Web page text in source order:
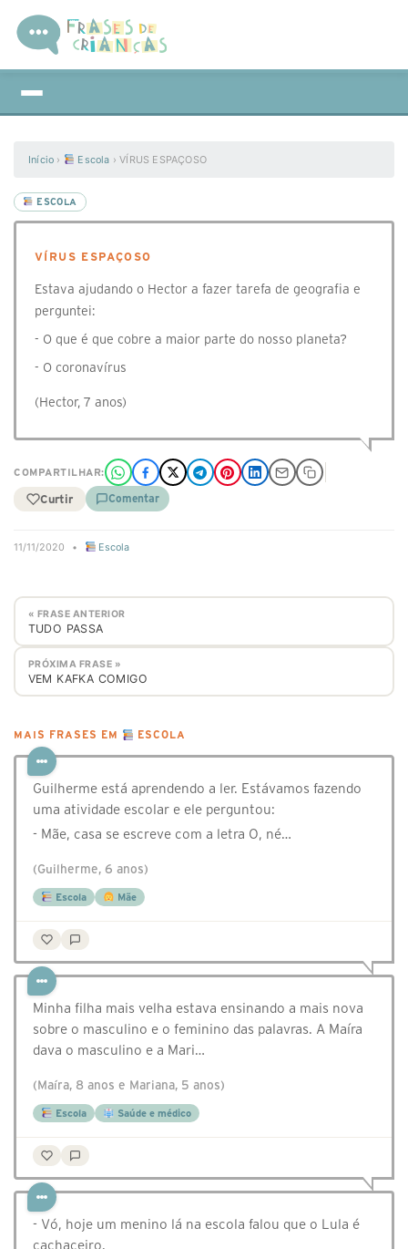
Início › Escola ›VÍRUS ESPAÇOSO
ESCOLA
VÍRUS ESPAÇOSO
Estava ajudando o Hector a fazer tarefa de geografia e
perguntei:
- O que é que cobre a maior parte do nosso planeta?
- O coronavírus
(Hector, 7 anos)
COMPARTILHAR:
Curtir Comentar
11/11/2020 • Escola
« FRASE ANTERIOR
TUDO PASSA
PRÓXIMA FRASE »
VEM KAFKA COMIGO
MAIS FRASES EM ESCOLA
Guilherme está aprendendo a ler. Estávamos fazendo
uma atividade escolar e ele perguntou:
- Mãe, casa se escreve com a letra O, né…
(Guilherme, 6 anos)
Escola Mãe
Minha filha mais velha estava ensinando a mais nova
sobre o masculino e o feminino das palavras. A Maíra
dava o masculino e a Mari…
(Maíra, 8 anos e Mariana, 5 anos)
Escola Saúde e médico
- Vó, hoje um menino lá na escola falou que o Lula é
cachaceiro.